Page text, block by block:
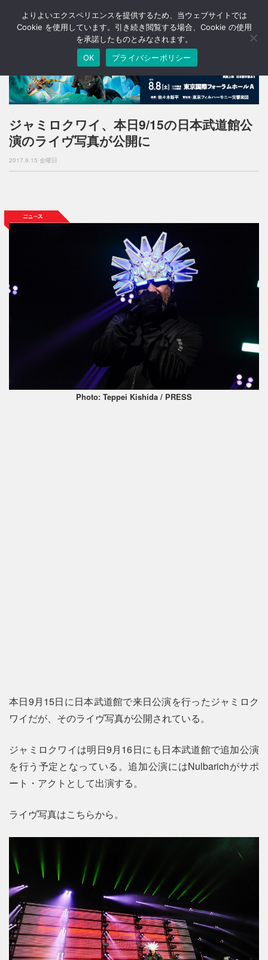
T
o
n
a
v
i
g
o
ジャミロクワイ、本日9/15の日本武道館公
演のライヴ写真が公開に
2017.9.15 金曜日
Photo: Teppei Kishida / PRESS
本日9月15日に日本武道館で来日公演を行ったジャミロク
ワイだが、そのライヴ写真が公開されている。
ジャミロクワイは明日9月16日にも日本武道館で追加公演
を行う予定となっている。追加公演にはNulbarichがサポ
ート・アクトとして出演する。
ライヴ写真はこちらから。
よりよいエクスペリエンスを提供するため、当ウェブサイトでは
Cookie を使用しています。引き続き閲覧する場合、Cookie の使用
を承諾したものとみなされます。
OK
プライバシーポリシー